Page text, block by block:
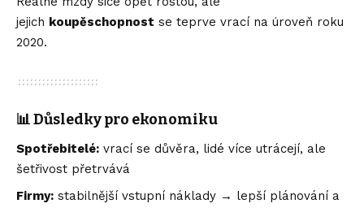
jejich koupěschopnost se teprve vrací na úroveň roku
2020.
📊 Důsledky pro ekonomiku
Spotřebitelé: vrací se důvěra, lidé více utrácejí, ale
šetřivost přetrvává
Firmy: stabilnější vstupní náklady → lepší plánování a